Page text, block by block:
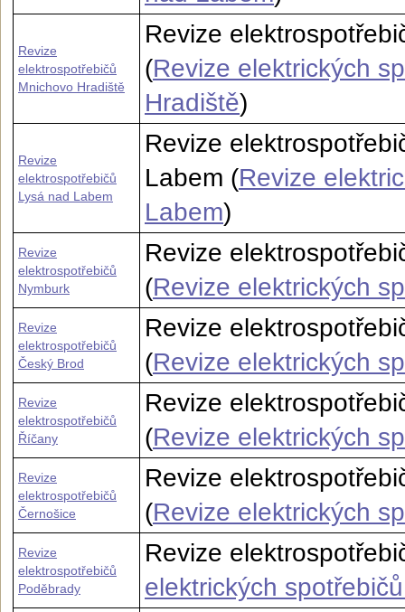
Revize
elektrospotřebičů
Mnichovo Hradiště
Revize
(Revize elektrických
Hradiště)
Revize
elektrospotřebičů
Lysá nad Labem
Revize
Labem (Revize
Labem)
Revize
elektrospotřebičů
Nymburk
Revize
(Revize elektrických
Revize
elektrospotřebičů
Český Brod
Revize
(Revize elektrických
Revize
elektrospotřebičů
Říčany
Revize
(Revize elektrických
Revize
elektrospotřebičů
Černošice
Revize
(Revize elektrických
Revize
elektrospotřebičů
Poděbrady
Revize
elektrických